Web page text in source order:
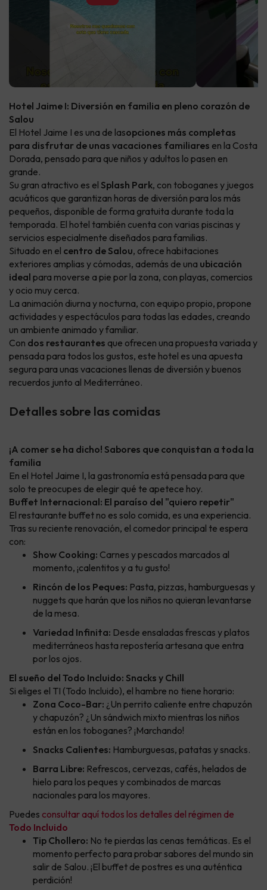
Hotel Jaime I: Diversión en familia en pleno corazón de
Salou
El Hotel Jaime I es una de lasopciones más completas
para disfrutar de unas vacaciones familiares en la Costa
Dorada, pensado para que niños y adultos lo pasen en
grande.
Su gran atractivo es el Splash Park, con toboganes y juegos
acuáticos que garantizan horas de diversión para los más
pequeños, disponible de forma gratuita durante toda la
temporada. El hotel también cuenta con varias piscinas y
servicios especialmente diseñados para familias.
Situado en el centro de Salou, ofrece habitaciones
exteriores amplias y cómodas, además de una ubicación
ideal para moverse a pie por la zona, con playas, comercios
y ocio muy cerca.
La animación diurna y nocturna, con equipo propio, propone
actividades y espectáculos para todas las edades, creando
un ambiente animado y familiar.
Con dos restaurantes que ofrecen una propuesta variada y
pensada para todos los gustos, este hotel es una apuesta
segura para unas vacaciones llenas de diversión y buenos
recuerdos junto al Mediterráneo.
Detalles sobre las comidas
¡A comer se ha dicho! Sabores que conquistan a toda la
familia
En el Hotel Jaime I, la gastronomía está pensada para que
solo te preocupes de elegir qué te apetece hoy.
Buffet Internacional: El paraíso del "quiero repetir"
El restaurante buffet no es solo comida, es una experiencia.
Tras su reciente renovación, el comedor principal te espera
con:
Show Cooking: Carnes y pescados marcados al
momento, ¡calentitos y a tu gusto!
Rincón de los Peques: Pasta, pizzas, hamburguesas y
nuggets que harán que los niños no quieran levantarse
de la mesa.
Variedad Infinita: Desde ensaladas frescas y platos
mediterráneos hasta repostería artesana que entra
por los ojos.
El sueño del Todo Incluido: Snacks y Chill
Si eliges el TI (Todo Incluido), el hambre no tiene horario:
Zona Coco-Bar: ¿Un perrito caliente entre chapuzón
y chapuzón? ¿Un sándwich mixto mientras los niños
están en los toboganes? ¡Marchando!
Snacks Calientes: Hamburguesas, patatas y snacks.
Barra Libre: Refrescos, cervezas, cafés, helados de
hielo para los peques y combinados de marcas
nacionales para los mayores.
Puedes consultar aquí todos los detalles del régimen de
Todo Incluido
Tip Chollero: No te pierdas las cenas temáticas. Es el
momento perfecto para probar sabores del mundo sin
salir de Salou. ¡El buffet de postres es una auténtica
perdición!